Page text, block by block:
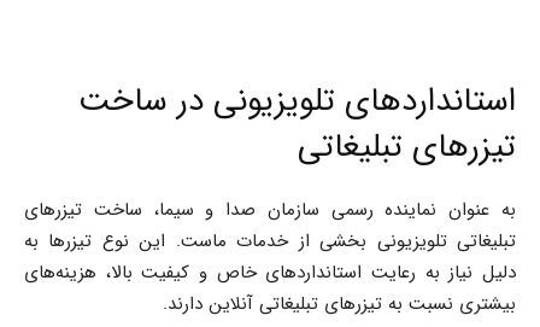
استانداردهای تلویزیونی در ساخت
تیزرهای تبلیغاتی
به عنوان نماینده رسمی سازمان صدا و سیما، ساخت تیزرهای
تبلیغاتی تلویزیونی بخشی از خدمات ماست. این نوع تیزرها به
دلیل نیاز به رعایت استانداردهای خاص و کیفیت بالا، هزینه‌های
بیشتری نسبت به تیزرهای تبلیغاتی آنلاین دارند.